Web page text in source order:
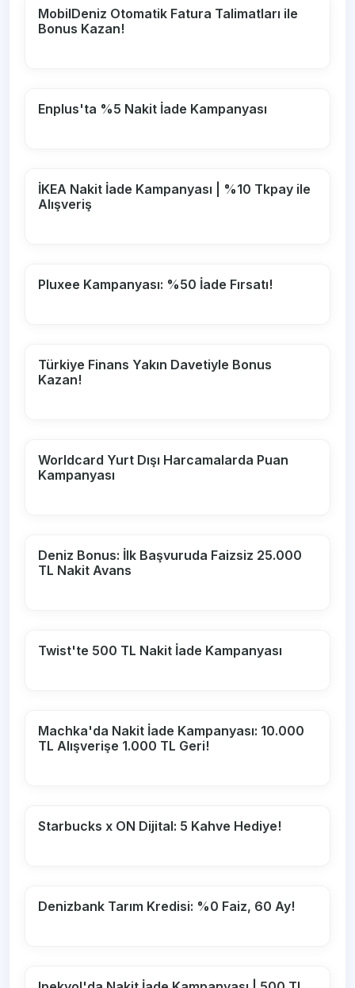
MobilDeniz Otomatik Fatura Talimatları ile
Bonus Kazan!
Enplus'ta %5 Nakit İade Kampanyası
İKEA Nakit İade Kampanyası | %10 Tkpay ile
Alışveriş
Pluxee Kampanyası: %50 İade Fırsatı!
Türkiye Finans Yakın Davetiyle Bonus
Kazan!
Worldcard Yurt Dışı Harcamalarda Puan
Kampanyası
Deniz Bonus: İlk Başvuruda Faizsiz 25.000
TL Nakit Avans
Twist'te 500 TL Nakit İade Kampanyası
Machka'da Nakit İade Kampanyası: 10.000
TL Alışverişe 1.000 TL Geri!
Starbucks x ON Dijital: 5 Kahve Hediye!
Denizbank Tarım Kredisi: %0 Faiz, 60 Ay!